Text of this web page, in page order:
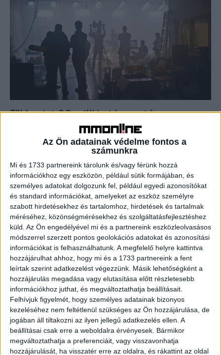
Az Ön adatainak védelme fontos a
számunkra
Mi és 1733 partnereink tárolunk és/vagy férünk hozzá
információkhoz egy eszközön, például sütik formájában, és
személyes adatokat dolgozunk fel, például egyedi azonosítókat
és standard információkat, amelyeket az eszköz személyre
szabott hirdetésekhez és tartalomhoz, hirdetések és tartalmak
méréséhez, közönségmérésekhez és szolgáltatásfejlesztéshez
küld. Az Ön engedélyével mi és a partnereink eszközleolvasásos
módszerrel szerzett pontos geolokációs adatokat és azonosítási
információkat is felhasználhatunk. A megfelelő helyre kattintva
hozzájárulhat ahhoz, hogy mi és a 1733 partnereink a fent
leírtak szerint adatkezelést végezzünk. Másik lehetőségként a
hozzájárulás megadása vagy elutasítása előtt részletesebb
információkhoz juthat, és megváltoztathatja beállításait.
Felhívjuk figyelmét, hogy személyes adatainak bizonyos
kezeléséhez nem feltétlenül szükséges az Ön hozzájárulása, de
jogában áll tiltakozni az ilyen jellegű adatkezelés ellen. A
beállításai csak erre a weboldalra érvényesek. Bármikor
megváltoztathatja a preferenciáit, vagy visszavonhatja
hozzájárulását, ha visszatér erre az oldalra, és rákattint az oldal
Több mint 80 milliós támogatás
2026. március 5.
televízióműsorok készítésére a Nemzeti Média- és
Hírközlési Hatóság (NMHH) Médiatanácsa. A testület
március 3-i ülésén műsortervi kötelezettségek...
Közel 90 milliós támogatás
rádióműsorokra
Média 2026. február 26.